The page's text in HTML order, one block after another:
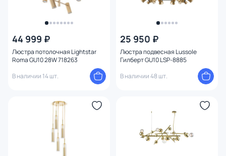
44 999 ₽
Люстра потолочная Lightstar
Roma GU10 28W 718263
В наличии 14 шт.
25 950 ₽
Люстра подвесная Lussole
Гилберт GU10 LSP-8885
В наличии 48 шт.